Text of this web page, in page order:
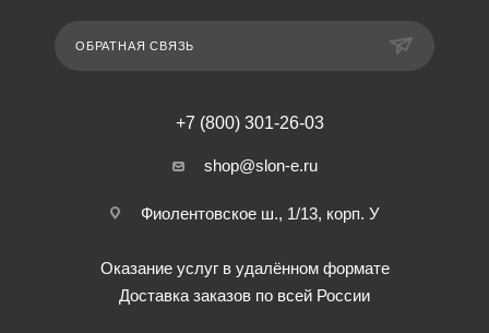
ОБРАТНАЯ СВЯЗЬ
+7 (800) 301-26-03
shop@slon-e.ru
Фиолентовское ш., 1/13, корп. У
Оказание услуг в удалённом формате
Доставка заказов по всей России